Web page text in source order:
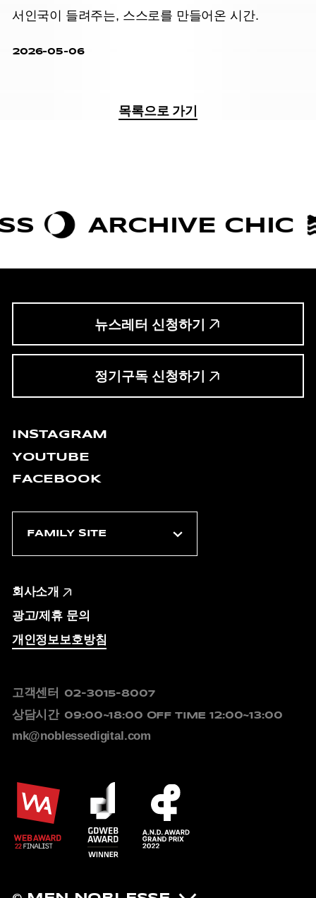
서인국이 들려주는, 스스로를 만들어온 시간.
2026-05-06
목록으로 가기
ARCHIVE CHIC
뉴스레터 신청하기
정기구독 신청하기
INSTAGRAM
YOUTUBE
FACEBOOK
회사소개
광고/제휴 문의
개인정보보호방침
고객센터 02-3015-8007
상담시간 09:00~18:00 OFF TIME 12:00~13:00
mk@noblessedigital.com